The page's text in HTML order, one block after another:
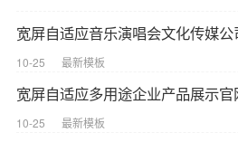
宽屏自适应音乐演唱会文化传媒
10-25 最新模板
宽屏自适应多用途企业产品展示
10-25 最新模板